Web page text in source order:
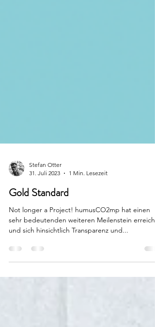
Stefan Otter
31. Juli 2023
Gold Standard
Not longer a Project! humusCO2mp hat einen
und sich hinsichtlich Transparenz und...